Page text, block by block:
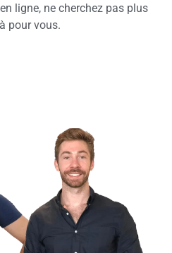
ligne, ne cherchez pas plus
pour vous.